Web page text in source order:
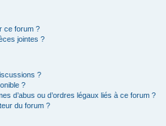
ce forum ?
jointes ?
?
?
d’abus ou d’ordres légaux liés à ce forum ?
du forum ?